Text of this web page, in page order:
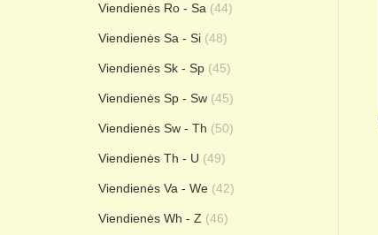
Viendienės Ro - Sa (44)
Viendienės Sa - Si (48)
Viendienės Sk - Sp (45)
Viendienės Sp - Sw (45)
Viendienės Sw - Th (50)
Viendienės Th - U (49)
Viendienės Va - We (42)
Viendienės Wh - Z (46)